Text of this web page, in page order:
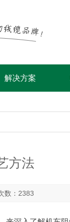
解决方案
方法
数：2383